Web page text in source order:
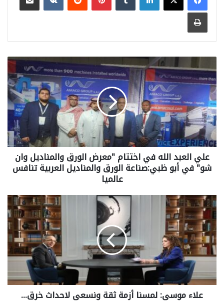
طباعة
علي العبد الله في اختتام "معرض الورق والمناديل وان
شو" في أبو ظبي:صناعة الورق والمناديل العربية تنافس
عالميا
علاء موسى: لمسنا أزمة ثقة ونسعى لاحداث خرق…